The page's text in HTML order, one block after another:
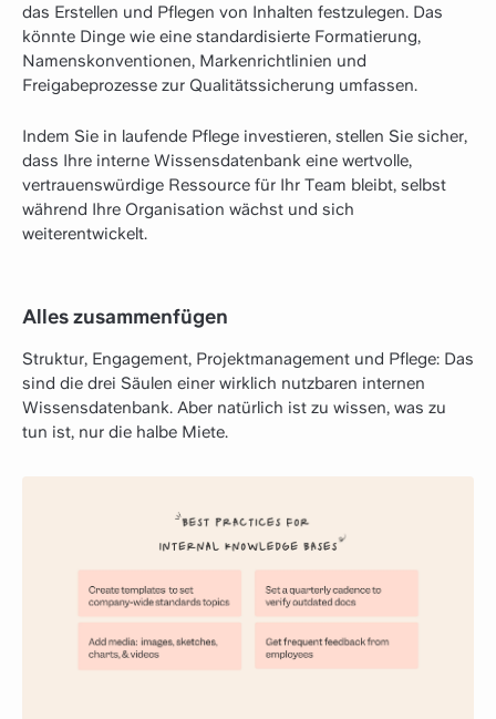
das Erstellen und Pflegen von Inhalten festzulegen. Das
könnte Dinge wie eine standardisierte Formatierung,
Namenskonventionen, Markenrichtlinien und
Freigabeprozesse zur Qualitätssicherung umfassen.
Indem Sie in laufende Pflege investieren, stellen Sie sicher,
dass Ihre interne Wissensdatenbank eine wertvolle,
vertrauenswürdige Ressource für Ihr Team bleibt, selbst
während Ihre Organisation wächst und sich
weiterentwickelt.
Alles zusammenfügen
Struktur, Engagement, Projektmanagement und Pflege: Das
sind die drei Säulen einer wirklich nutzbaren internen
Wissensdatenbank. Aber natürlich ist zu wissen, was zu
tun ist, nur die halbe Miete.